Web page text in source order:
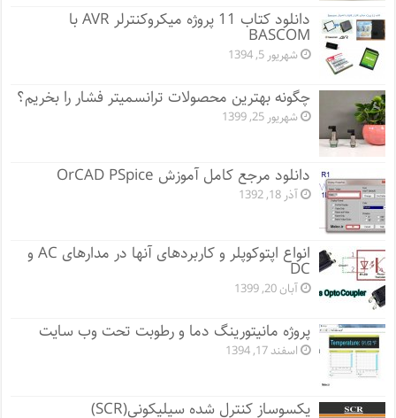
دانلود کتاب 11 پروژه میکروکنترلر AVR با
BASCOM
شهریور 5, 1394
چگونه بهترین محصولات ترانسمیتر فشار را بخریم؟
شهریور 25, 1399
دانلود مرجع کامل آموزش OrCAD PSpice
آذر 18, 1392
انواع اپتوکوپلر و کاربردهای آنها در مدارهای AC و
DC
آبان 20, 1399
پروژه مانيتورينگ دما و رطوبت تحت وب سایت
اسفند 17, 1394
یکسوساز کنترل شده سیلیکونی(SCR)